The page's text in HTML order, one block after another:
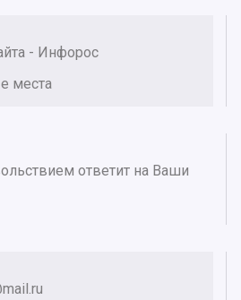
- Инфорос
места
ответит на Ваши